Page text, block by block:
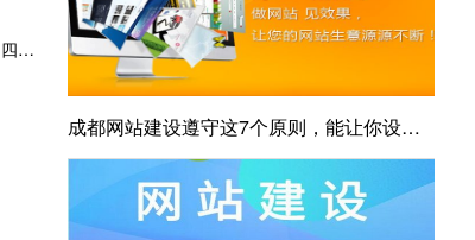
响应式网站：成都企业响应式网站建设带来的四大好处
成都网站建设遵守这7个原则，能让你设计的的网页拥有更好的用户体验